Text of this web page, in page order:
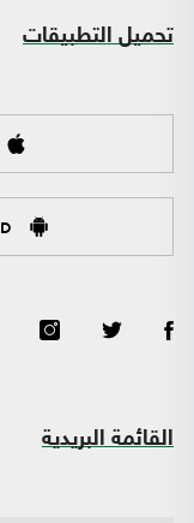
تحميل التطبيقات
القائمة البريدية